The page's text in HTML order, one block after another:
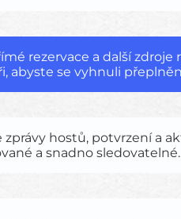
rezervace a další zdroje
abyste se vyhnuli
zprávy hostů, potvrzení a
a snadno sledovatelné.